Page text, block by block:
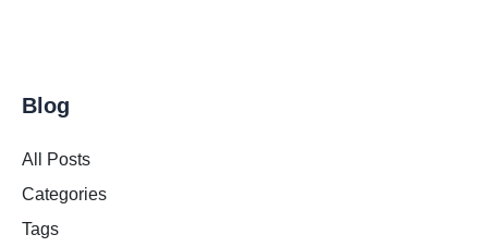
Blog
All Posts
Categories
Tags